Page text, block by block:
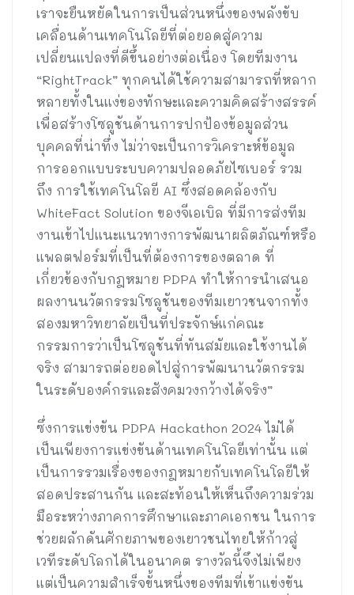
เราจะยืนหยัดในการเป็นส่วนหนึ่งของพลังขับ
เคลื่อนด้านเทคโนโลยีที่ต่อยอดสู่ความ
เปลี่ยนแปลงที่ดีขึ้นอย่างต่อเนื่อง โดยทีมงาน
“RightTrack” ทุกคนได้ใช้ความสามารถที่หลาก
หลายทั้งในแง่ของทักษะและความคิดสร้างสรรค์
เพื่อสร้างโซลูชันด้านการปกป้องข้อมูลส่วน
บุคคลที่น่าทึ่ง ไม่ว่าจะเป็นการวิเคราะห์ข้อมูล
การออกแบบระบบความปลอดภัยไซเบอร์ รวม
ถึง การใช้เทคโนโลยี AI ซึ่งสอดคล้องกับ
WhiteFact Solution ของจีเอเบิล ที่มีการส่งทีม
งานเข้าไปแนะแนวทางการพัฒนาผลิตภัณฑ์หรือ
แพลตฟอร์มที่เป็นที่ต้องการของตลาด ที่
เกี่ยวข้องกับกฎหมาย PDPA ทำให้การนำเสนอ
ผลงานนวัตกรรมโซลูชันของทีมเยาวชนจากทั้ง
สองมหาวิทยาลัยเป็นที่ประจักษ์แก่คณะ
กรรมการว่าเป็นโซลูชันที่ทันสมัยและใช้งานได้
จริง สามารถต่อยอดไปสู่การพัฒนานวัตกรรม
ในระดับองค์กรและสังคมวงกว้างได้จริง”
ซึ่งการแข่งขัน PDPA Hackathon 2024 ไม่ได้
เป็นเพียงการแข่งขันด้านเทคโนโลยีเท่านั้น แต่
เป็นการรวมเรื่องของกฎหมายกับเทคโนโลยีให้
สอดประสานกัน และสะท้อนให้เห็นถึงความร่วม
มือระหว่างภาคการศึกษาและภาคเอกชน ในการ
ช่วยผลักดันศักยภาพของเยาวชนไทยให้ก้าวสู่
เวทีระดับโลกได้ในอนาคต รางวัลนี้จึงไม่เพียง
แต่เป็นความสำเร็จขั้นหนึ่งของทีมที่เข้าแข่งขัน